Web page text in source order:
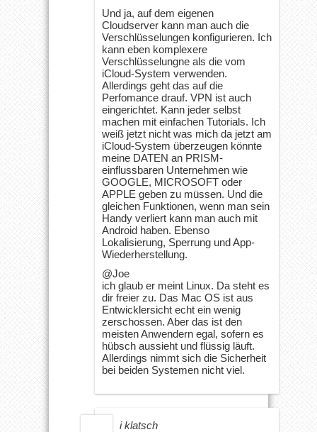
Und ja, auf dem eigenen
Cloudserver kann man auch die
Verschlüsselungen konfigurieren. Ich
kann eben komplexere
Verschlüsselungne als die vom
iCloud-System verwenden.
Allerdings geht das auf die
Perfomance drauf. VPN ist auch
eingerichtet. Kann jeder selbst
machen mit einfachen Tutorials. Ich
weiß jetzt nicht was mich da jetzt am
iCloud-System überzeugen könnte
meine DATEN an PRISM-
einflussbaren Unternehmen wie
GOOGLE, MICROSOFT oder
APPLE geben zu müssen. Und die
gleichen Funktionen, wenn man sein
Handy verliert kann man auch mit
Android haben. Ebenso
Lokalisierung, Sperrung und App-
Wiederherstellung.
@Joe
ich glaub er meint Linux. Da steht es
dir freier zu. Das Mac OS ist aus
Entwicklersicht echt ein wenig
zerschossen. Aber das ist den
meisten Anwendern egal, sofern es
hübsch aussieht und flüssig läuft.
Allerdings nimmt sich die Sicherheit
bei beiden Systemen nicht viel.
i klatsch